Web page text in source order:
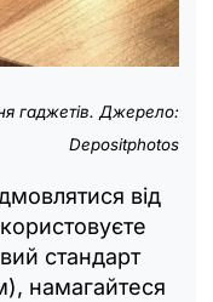
гаджетів. Джерело:
Depositphotos
від
стандарт
намагайтеся